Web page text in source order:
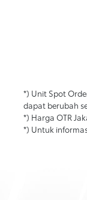
*) Unit Spot
dapat berubah
*) Harga OTR
*) Untuk